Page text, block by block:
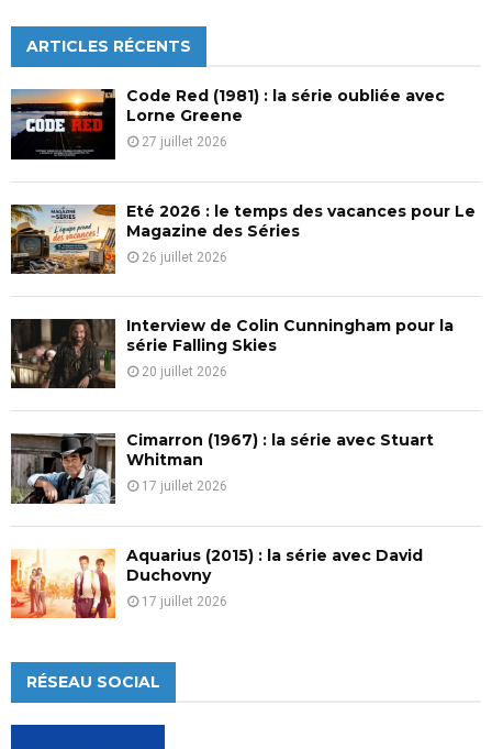
h
f
o
r
:
C
ARTICLES RÉCENTS
Code Red (1981) : la série oubliée avec
Lorne Greene
27 juillet 2026
Eté 2026 : le temps des vacances pour Le
Magazine des Séries
26 juillet 2026
Interview de Colin Cunningham pour la
série Falling Skies
20 juillet 2026
Cimarron (1967) : la série avec Stuart
Whitman
17 juillet 2026
Aquarius (2015) : la série avec David
Duchovny
17 juillet 2026
RÉSEAU SOCIAL